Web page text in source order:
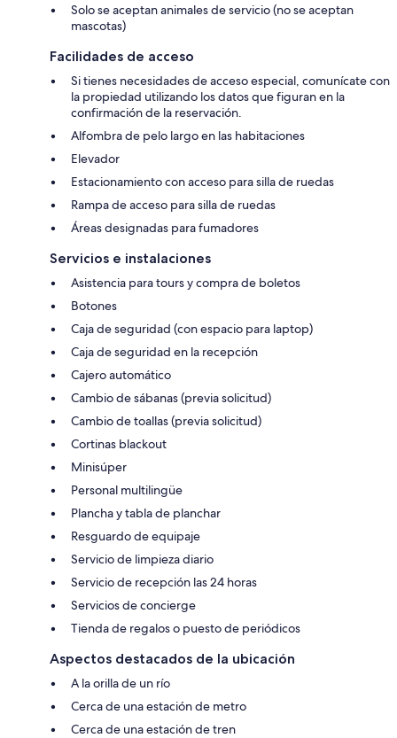
Solo se aceptan animales de servicio (no se aceptan
mascotas)
Facilidades de acceso
Si tienes necesidades de acceso especial, comunícate con
la propiedad utilizando los datos que figuran en la
confirmación de la reservación.
Alfombra de pelo largo en las habitaciones
Elevador
Estacionamiento con acceso para silla de ruedas
Rampa de acceso para silla de ruedas
Áreas designadas para fumadores
Servicios e instalaciones
Asistencia para tours y compra de boletos
Botones
Caja de seguridad (con espacio para laptop)
Caja de seguridad en la recepción
Cajero automático
Cambio de sábanas (previa solicitud)
Cambio de toallas (previa solicitud)
Cortinas blackout
Minisúper
Personal multilingüe
Plancha y tabla de planchar
Resguardo de equipaje
Servicio de limpieza diario
Servicio de recepción las 24 horas
Servicios de concierge
Tienda de regalos o puesto de periódicos
Aspectos destacados de la ubicación
A la orilla de un río
Cerca de una estación de metro
Cerca de una estación de tren